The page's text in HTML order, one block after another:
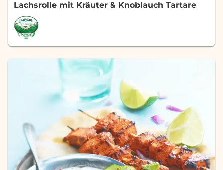
Lachsrolle mit Kräuter & Knoblauch Tartare